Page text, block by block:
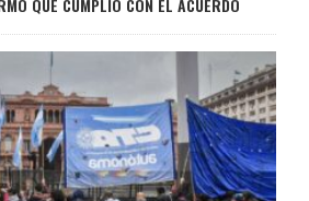
QUE CUMPLIÓ CON EL ACUERDO